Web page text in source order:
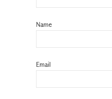
Name
Email